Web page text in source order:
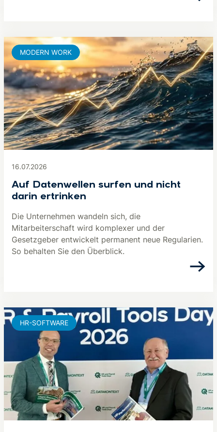
16.07.2026
Auf Datenwellen surfen und nicht
darin ertrinken
Die Unternehmen wandeln sich, die
Mitarbeiterschaft wird komplexer und der
Gesetzgeber entwickelt permanent neue Regularien.
So behalten Sie den Überblick.
MODERN WORK
HR-SOFTWARE